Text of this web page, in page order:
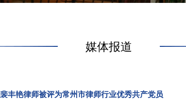
媒体报道
丰艳律师被评为常州市律师行业优秀共产党员